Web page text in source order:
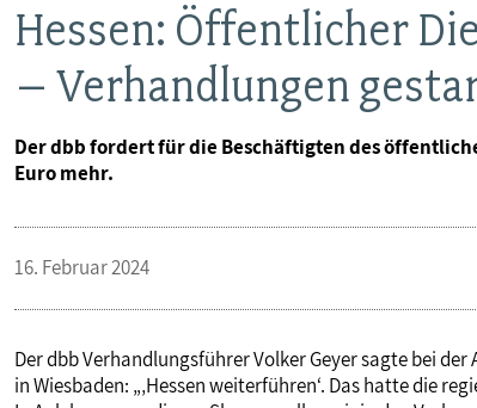
VERANSTALTUNGEN
PUBLIKATIONEN
Hessen: Öffentlicher
– Verhandlungen
Der dbb fordert für die Beschäftigten des
Euro mehr.
16. Februar 2024
Der dbb Verhandlungsführer Volker Geyer sagte bei
in Wiesbaden: „‚Hessen weiterführen‘. Das hatte die